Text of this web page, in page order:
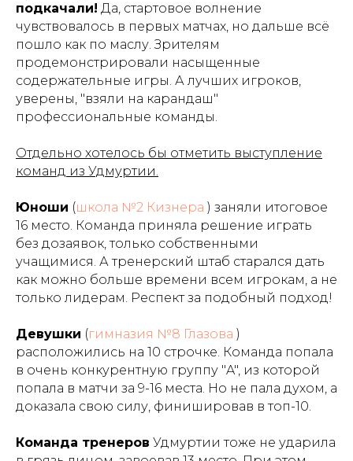
подкачали! Да, стартовое волнение
чувствовалось в первых матчах, но дальше всё
пошло как по маслу. Зрителям
продемонстрировали насыщенные
содержательные игры. А лучших игроков,
уверены, "взяли на карандаш"
профессиональные команды.
Отдельно хотелось бы отметить выступление
команд из Удмуртии.
Юноши (школа №2 Кизнера ) заняли итоговое
16 место. Команда приняла решение играть
без дозаявок, только собственными
учащимися. А тренерский штаб старался дать
как можно больше времени всем игрокам, а не
только лидерам. Респект за подобный подход!
Девушки (гимназия №8 Глазова )
расположились на 10 строчке. Команда попала
в очень конкурентную группу "A", из которой
попала в матчи за 9-16 места. Но не пала духом, а
доказала свою силу, финишировав в топ-10.
Команда тренеров Удмуртии тоже не ударила